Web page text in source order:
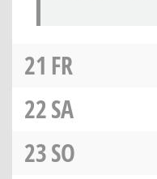
21 FR
22SA
23SO